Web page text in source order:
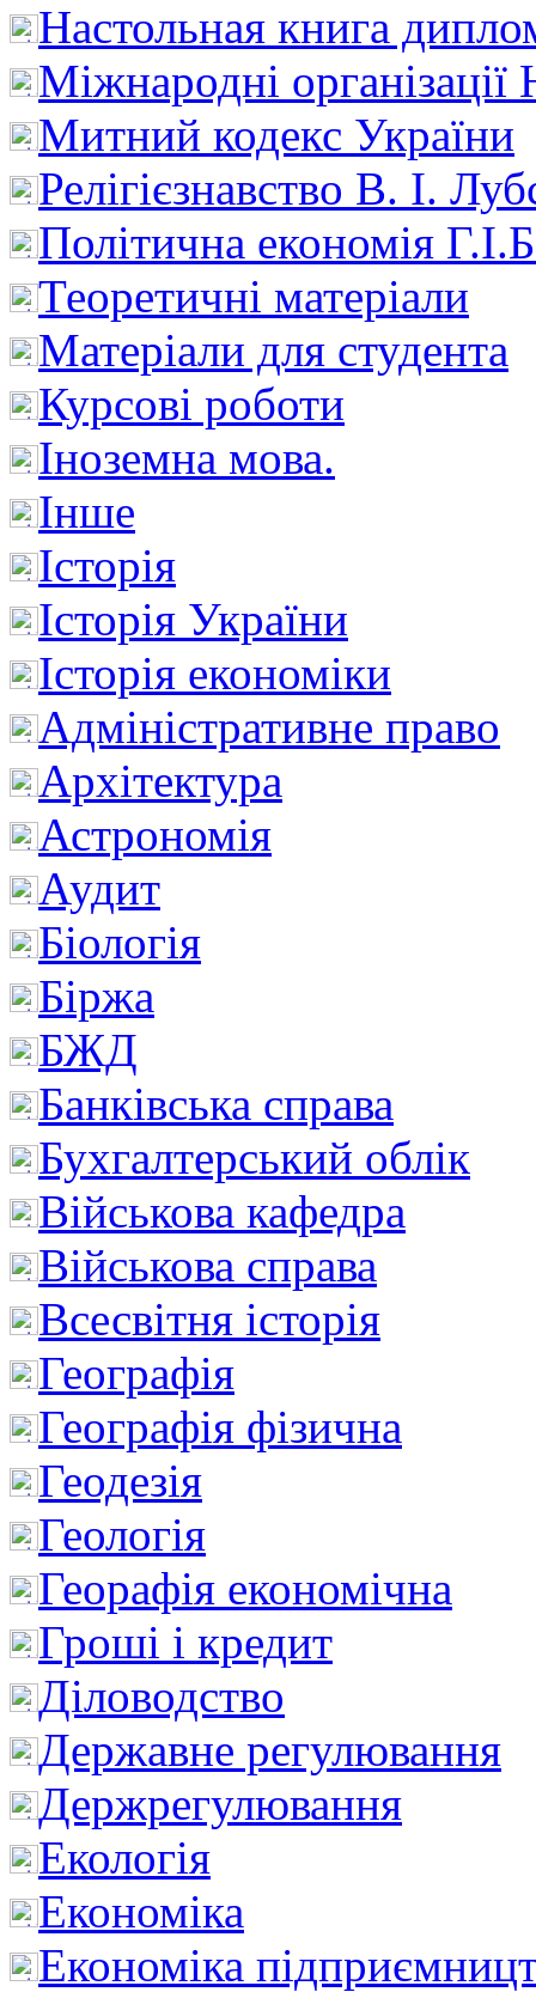
Настольная книга
Міжнародні
Митний кодекс України
Релігієзнавство В. І.
Політична економія
Теоретичні матеріали
Матеріали для студента
Курсові роботи
Іноземна мова.
Інше
Історія
Історія України
Історія економіки
Адміністративне право
Архітектура
Астрономія
Аудит
Біологія
Біржа
БЖД
Банківська справа
Бухгалтерський облік
Військова кафедра
Військова справа
Всесвітня історія
Географія
Географія фізична
Геодезія
Геологія
Георафія економічна
Гроші і кредит
Діловодство
Державне регулювання
Держрегулювання
Екологія
Економіка
Економіка